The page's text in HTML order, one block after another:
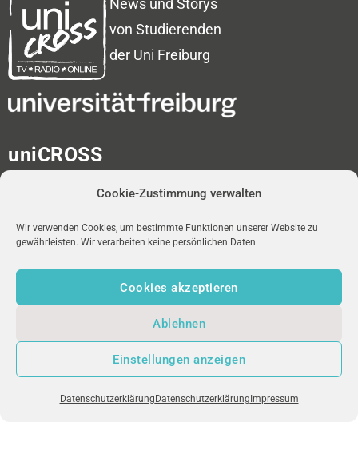
Cookie-Zustimmung verwalten
Wir verwenden Cookies, um bestimmte Funktionen unserer Website zu
gewährleisten. Wir verarbeiten keine persönlichen Daten.
Cookies akzeptieren
Ablehnen
Einstellungen anzeigen
Datenschutzerklärung Datenschutzerklärung Impressum
News und Storys
von Studierenden
der Uni Freiburg
uniCROSS
Albert-Ludwigs-Universität
UniversitätsbibliothekMedienzentrum
Platz der Universität 2
redaktion-unicross[at]ub.uni-freiburg.de